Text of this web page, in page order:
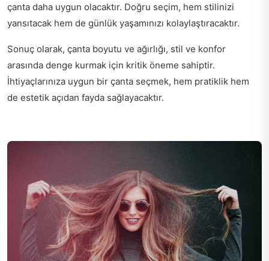
çanta daha uygun olacaktır. Doğru seçim, hem stilinizi
yansıtacak hem de günlük yaşamınızı kolaylaştıracaktır.
Sonuç olarak, çanta boyutu ve ağırlığı, stil ve konfor
arasında denge kurmak için kritik öneme sahiptir.
İhtiyaçlarınıza uygun bir çanta seçmek, hem pratiklik hem
de estetik açıdan fayda sağlayacaktır.